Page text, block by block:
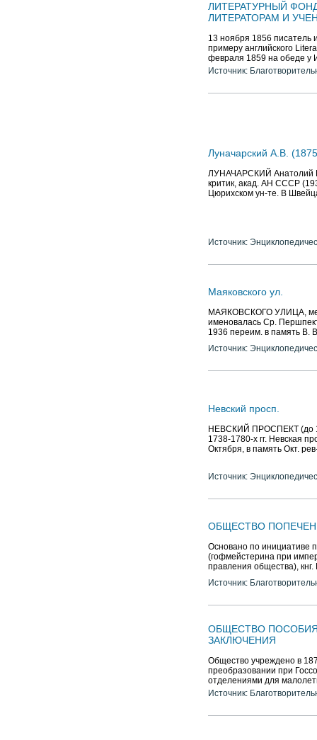
ЛИТЕРАТУРНЫЙ
ЛИТЕРАТОРАМ И
13 ноября 1856 писатель
примеру английского
февраля 1859 на обеде у
Источник:
Луначарский А.В.
ЛУНАЧАРСКИЙ Анатолий
критик, акад. АН СССР
Цюрихском ун-те. В
Источник:
Маяковского ул.
МАЯКОВСКОГО УЛИЦА,
именовалась Ср.
1936 переим. в память В.
Источник:
Невский просп.
НЕВСКИЙ ПРОСПЕКТ (до
1738-1780-х гг. Невская
Октября, в память Окт.
Источник:
ОБЩЕСТВО
Основано по инициативе
(гофмейстерина при
правления общества),
Источник:
ОБЩЕСТВО
ЗАКЛЮЧЕНИЯ
Общество учреждено в
преобразовании при
отделениями для
Источник: